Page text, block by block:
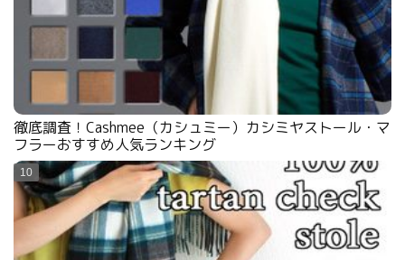
徹底調査！Cashmee（カシュミー）カシミヤストール・マ
フラーおすすめ人気ランキング